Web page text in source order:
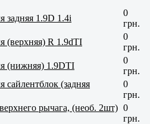
задняя 1.9D 1.4i
0
грн.
(верхняя) R 1.9dTI
0
грн.
(нижняя) 1.9DTI
0
грн.
сайлентблок (задняя
0
грн.
рычага, (необ. 2шт) 0
грн.